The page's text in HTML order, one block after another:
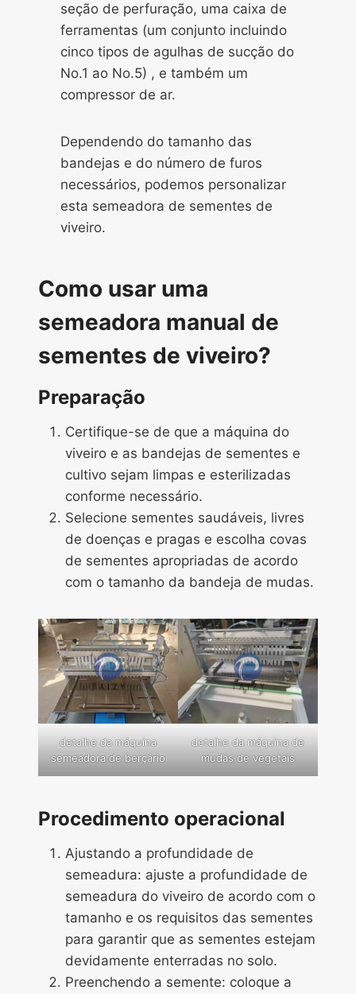
seção de perfuração, uma caixa de
ferramentas (um conjunto incluindo
cinco tipos de agulhas de sucção do
No.1 ao No.5) , e também um
compressor de ar.
Dependendo do tamanho das
bandejas e do número de furos
necessários, podemos personalizar
esta semeadora de sementes de
viveiro.
Como usar uma
semeadora manual de
sementes de viveiro?
Preparação
Certifique-se de que a máquina do
viveiro e as bandejas de sementes e
cultivo sejam limpas e esterilizadas
conforme necessário.
Selecione sementes saudáveis, livres
de doenças e pragas e escolha covas
de sementes apropriadas de acordo
com o tamanho da bandeja de mudas.
detalhe da máquina
semeadora de berçário
detalhe da máquina de
mudas de vegetais
Procedimento operacional
Ajustando a profundidade de
semeadura: ajuste a profundidade de
semeadura do viveiro de acordo com o
tamanho e os requisitos das sementes
para garantir que as sementes estejam
devidamente enterradas no solo.
Preenchendo a semente: coloque a